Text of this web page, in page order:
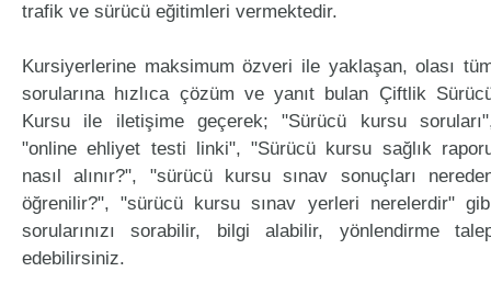
trafik ve sürücü eğitimleri vermektedir.
Kursiyerlerine maksimum özveri ile yaklaşan, olası
sorularına hızlıca çözüm ve yanıt bulan Çiftlik
Kursu ile iletişime geçerek; "Sürücü kursu
"online ehliyet testi linki", "Sürücü kursu sağlık
nasıl alınır?", "sürücü kursu sınav sonuçları
öğrenilir?", "sürücü kursu sınav yerleri nerelerdir"
sorularınızı sorabilir, bilgi alabilir, yönlendirme
edebilirsiniz.